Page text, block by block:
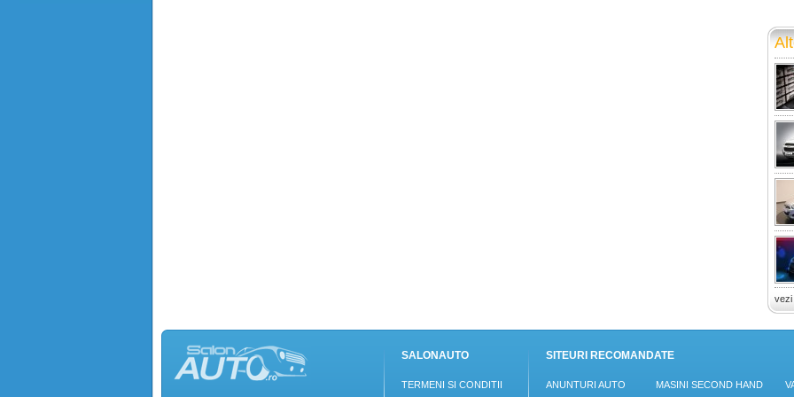
vezi
SALONAUTO
TERMENI SI CONDITII
SITEURI RECOMANDATE
ANUNTURI AUTO MASINI SECOND HAND